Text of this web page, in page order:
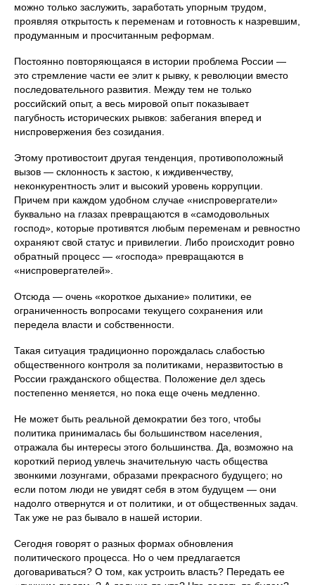
можно только заслужить, заработать упорным трудом,
проявляя открытость к переменам и готовность к назревшим,
продуманным и просчитанным реформам.
Постоянно повторяющаяся в истории проблема России —
это стремление части ее элит к рывку, к революции вместо
последовательного развития. Между тем не только
российский опыт, а весь мировой опыт показывает
пагубность исторических рывков: забегания вперед и
ниспровержения без созидания.
Этому противостоит другая тенденция, противоположный
вызов — склонность к застою, к иждивенчеству,
неконкурентность элит и высокий уровень коррупции.
Причем при каждом удобном случае «ниспровергатели»
буквально на глазах превращаются в «самодовольных
господ», которые противятся любым переменам и ревностно
охраняют свой статус и привилегии. Либо происходит ровно
обратный процесс — «господа» превращаются в
«ниспровергателей».
Отсюда — очень «короткое дыхание» политики, ее
ограниченность вопросами текущего сохранения или
передела власти и собственности.
Такая ситуация традиционно порождалась слабостью
общественного контроля за политиками, неразвитостью в
России гражданского общества. Положение дел здесь
постепенно меняется, но пока еще очень медленно.
Не может быть реальной демократии без того, чтобы
политика принималась бы большинством населения,
отражала бы интересы этого большинства. Да, возможно на
короткий период увлечь значительную часть общества
звонкими лозунгами, образами прекрасного будущего; но
если потом люди не увидят себя в этом будущем — они
надолго отвернутся и от политики, и от общественных задач.
Так уже не раз бывало в нашей истории.
Сегодня говорят о разных формах обновления
политического процесса. Но о чем предлагается
договариваться? О том, как устроить власть? Передать ее